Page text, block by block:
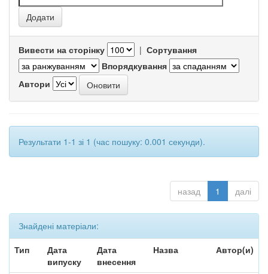
Вивести на сторінку | Сортування
Впорядкування
Автори
Результати 1-1 зі 1 (час пошуку: 0.001 секунди).
назад 1 далі
Знайдені матеріали:
Тип
Дата
випуску
Дата
внесення
Назва Автор(и)